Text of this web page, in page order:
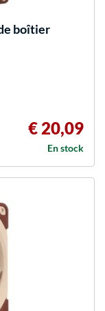
boîtier
€ 20,09
En stock